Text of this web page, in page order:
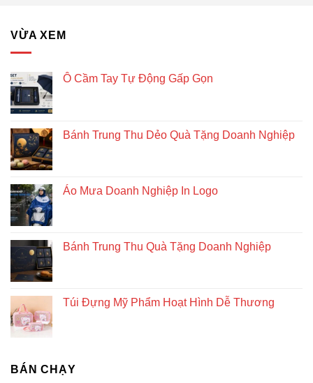
VỪA XEM
Ô Cầm Tay Tự Động Gấp Gọn
Bánh Trung Thu Dẻo Quà Tặng Doanh Nghiệp
Áo Mưa Doanh Nghiệp In Logo
Bánh Trung Thu Quà Tặng Doanh Nghiệp
Túi Đựng Mỹ Phẩm Hoạt Hình Dễ Thương
BÁN CHẠY